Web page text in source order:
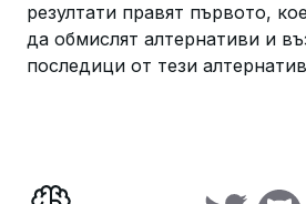
резултати правят първото,
да обмислят алтернативи и
последици от тези